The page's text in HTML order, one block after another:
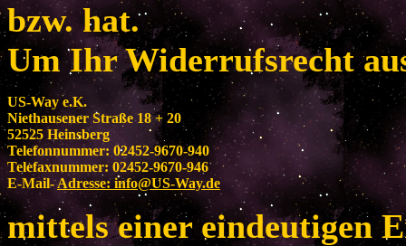
bzw. hat.
Um Ihr Widerrufsrecht
US-Way e.K.
Niethausener Straße 18 + 20
52525 Heinsberg
Telefonnummer: 02452-9670-940
Telefaxnummer: 02452-9670-946
E-Mail-Adresse:info@US-Way.de
mittels einer eindeutigen